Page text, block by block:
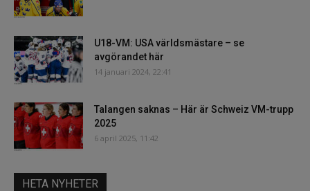
U18-VM: USA världsmästare – se
avgörandet här
14 januari 2024, 22:41
Talangen saknas – Här är Schweiz VM-trupp
2025
6 april 2025, 11:42
HETA NYHETER